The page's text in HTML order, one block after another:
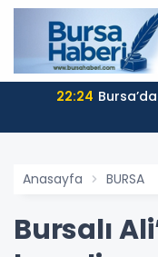
22:24
Anasayfa BURSA
Bursalı